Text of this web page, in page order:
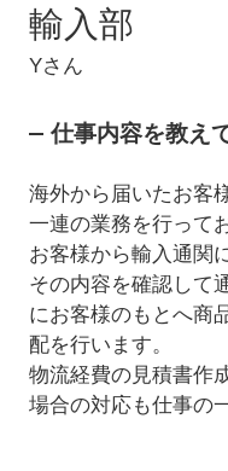
輸入部
Yさん
仕事内容を教え
海外から届いたお客
一連の業務を行って
お客様から輸入通関
その内容を確認して
にお客様のもとへ商
配を行います。
物流経費の見積書作
場合の対応も仕事の